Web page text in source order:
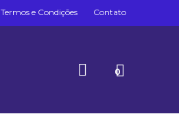
Termos e Condições Contato
0